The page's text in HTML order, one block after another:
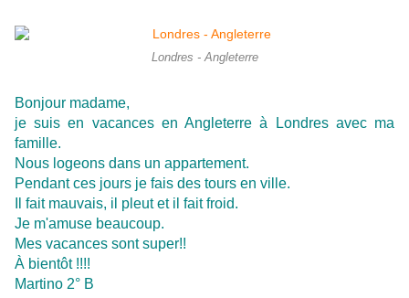
Londres - Angleterre
Bonjour madame,
je suis en vacances en Angleterre à Londres avec ma
famille.
Nous logeons dans un appartement.
Pendant ces jours je fais des tours en ville.
Il fait mauvais, il pleut et il fait froid.
Je m'amuse beaucoup.
Mes vacances sont super!!
À bientôt !!!!
Martino 2° B